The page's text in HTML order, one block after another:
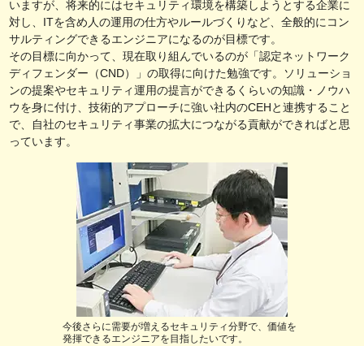
いますが、将来的にはセキュリティ環境を構築しようとする企業に
対し、ITを含め人の運用の仕方やルールづくりなど、全般的にコン
サルティングできるエンジニアになるのが目標です。
その目標に向かって、現在取り組んでいるのが「認定ネットワーク
ディフェンダー（CND）」の取得に向けた勉強です。ソリューショ
ンの提案やセキュリティ運用の提言ができるくらいの知識・ノウハ
ウを身に付け、技術的アプローチに強い社内のCEHと連携すること
で、自社のセキュリティ事業の拡大につながる貢献ができればと思
っています。
今後さらに需要が増えるセキュリティ分野で、価値を
発揮できるエンジニアを目指したいです。